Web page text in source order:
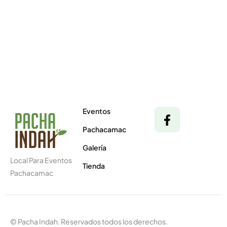
Local Para Eventos
Pachacamac
Eventos
Pachacamac
Galería
Tienda
© Pacha Indah. Reservados todos los derechos.